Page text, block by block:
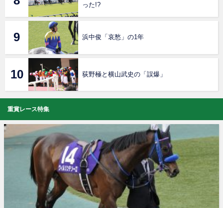
った!?
浜中俊「哀愁」の1年
荻野極と横山武史の「誤爆」
重賞レース特集